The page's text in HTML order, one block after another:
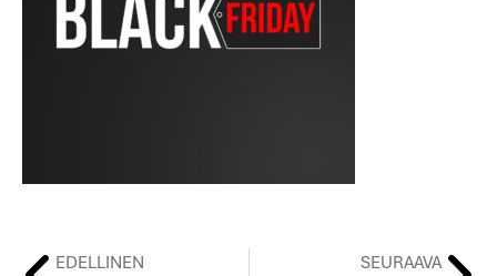
EDELLINEN
SEURAAVA